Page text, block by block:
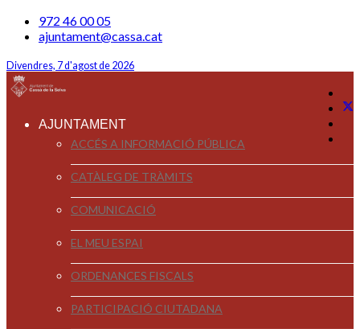
972 46 00 05
ajuntament@cassa.cat
Divendres, 7 d'agost de 2026
AJUNTAMENT
ACCÉS A INFORMACIÓ PÚBLICA
CATÀLEG DE TRÀMITS
COMUNICACIÓ
EL MEU ESPAI
ORDENANCES FISCALS
PARTICIPACIÓ CIUTADANA